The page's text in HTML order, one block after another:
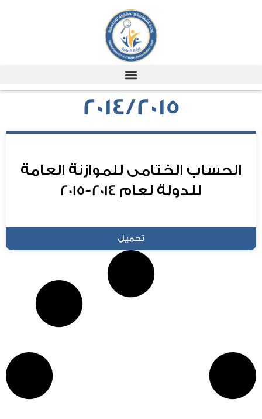
2014/2015
الحساب الختامى للموازنة العامة
للدولة لعام 2014-2015
تحميل